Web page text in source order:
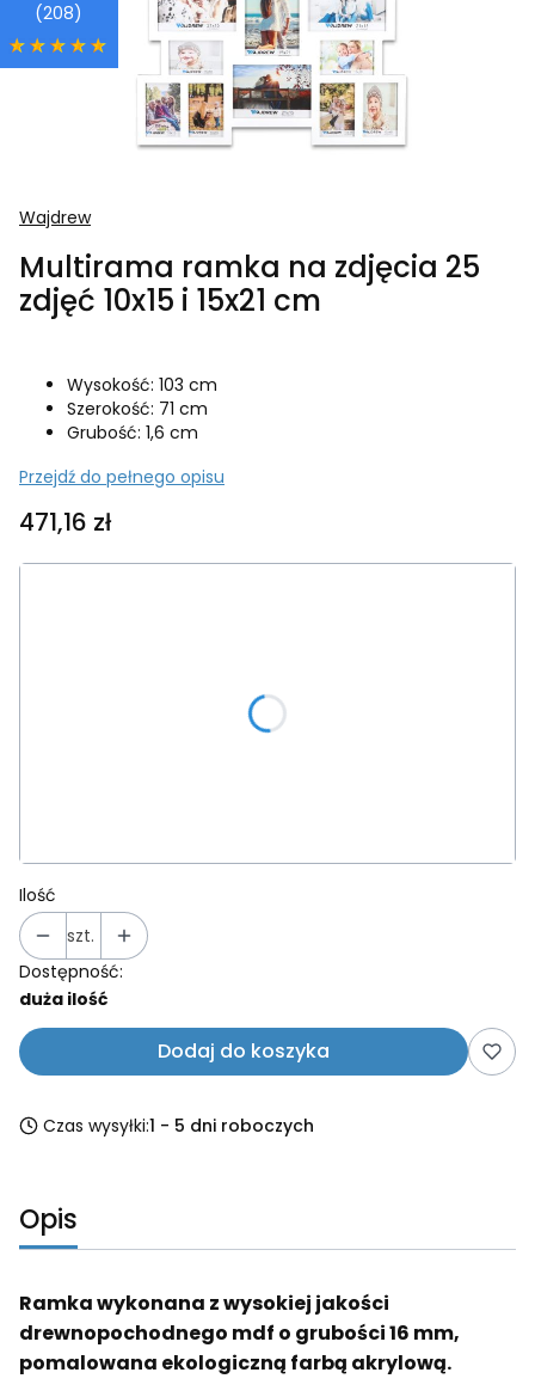
Wajdrew
Multirama ramka na zdjęcia 25
zdjęć 10x15 i 15x21 cm
Wysokość: 103 cm
Szerokość: 71 cm
Grubość: 1,6 cm
Przejdź do pełnego opisu
Cena
471,16 zł
Ilość
szt.
Dostępność:
duża ilość
Dodaj do koszyka
Czas wysyłki:1 - 5 dni roboczych
Opis
Ramka wykonana z wysokiej jakości
drewnopochodnego mdf o grubości 16 mm,
pomalowana ekologiczną farbą akrylową.
(208)